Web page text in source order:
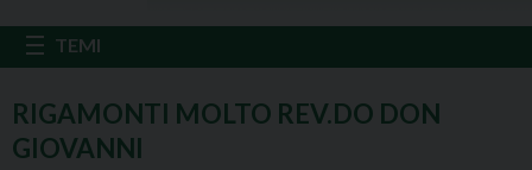
RIGAMONTI MOLTO REV.DO DON
GIOVANNI